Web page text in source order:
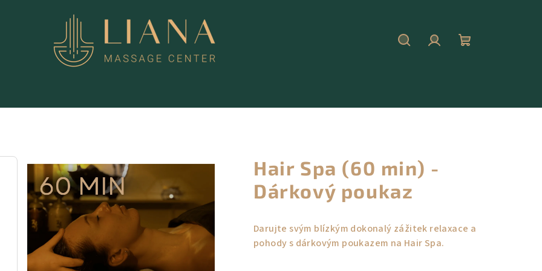
Hair Spa (60 min) -
Dárkový poukaz
Darujte svým blízkým dokonalý zážitek relaxace a
pohody s dárkovým poukazem na Hair Spa.